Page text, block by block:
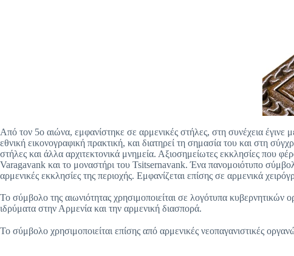
Από τον 5ο αιώνα, εμφανίστηκε σε αρμενικές στήλες, στη συνέχεια
εθνική εικονογραφική πρακτική, και διατηρεί τη σημασία του και στη
στήλες και άλλα αρχιτεκτονικά μνημεία. Αξιοσημείωτες εκκλησίες που
Varagavank και το μοναστήρι του Tsitsernavank. Ένα πανομοιότυπο
αρμενικές εκκλησίες της περιοχής. Εμφανίζεται επίσης σε αρμενικά
Το σύμβολο της αιωνιότητας χρησιμοποιείται σε λογότυπα κυβερνητικών
ιδρύματα στην Αρμενία και την αρμενική διασπορά.
Το σύμβολο χρησιμοποιείται επίσης από αρμενικές νεοπαγανιστικές